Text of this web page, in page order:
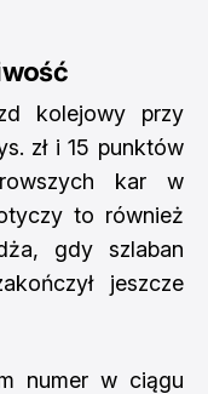
kolejowy przy
zł i 15 punktów
kar w
to również
gdy szlaban
jeszcze
numer w ciągu